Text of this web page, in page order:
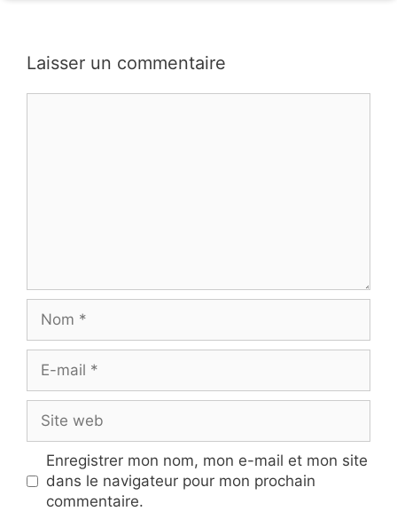
Laisser un commentaire
mail
web
Enregistrer mon nom, mon e-mail et mon site
dans le navigateur pour mon prochain
commentaire.